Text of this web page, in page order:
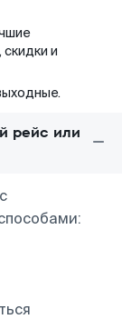
и
рейс или